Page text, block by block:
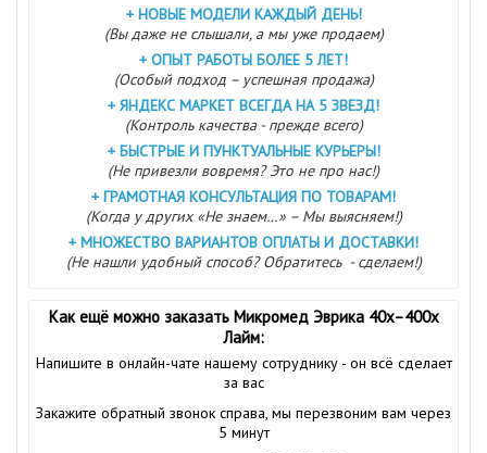
+ НОВЫЕ МОДЕЛИ КАЖДЫЙ ДЕНЬ!
(Вы даже не слышали, а мы уже продаем)
+ ОПЫТ РАБОТЫ БОЛЕЕ 5 ЛЕТ!
(Особый подход – успешная продажа)
+ ЯНДЕКС МАРКЕТ ВСЕГДА НА 5 ЗВЕЗД!
(Контроль качества - прежде всего)
+ БЫСТРЫЕ И ПУНКТУАЛЬНЫЕ КУРЬЕРЫ!
(Не привезли вовремя? Это не про нас!)
+ ГРАМОТНАЯ КОНСУЛЬТАЦИЯ ПО ТОВАРАМ!
(Когда у других «Не знаем…» – Мы выясняем!)
+ МНОЖЕСТВО ВАРИАНТОВ ОПЛАТЫ И ДОСТАВКИ!
(Не нашли удобный способ? Обратитесь - сделаем!)
Как ещё можно заказать Микромед Эврика 40x–400х
Лайм:
Напишите в онлайн-чате нашему сотруднику - он всё сделает
за вас
Закажите обратный звонок справа, мы перезвоним вам через
5 минут